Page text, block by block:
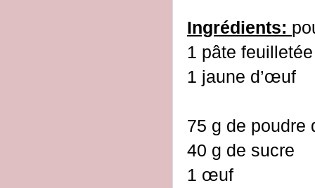
Ingrédients:
1 pâte feuilletée
1 jaune d’œuf
75 g de poudre
40 g de sucre
1 œuf